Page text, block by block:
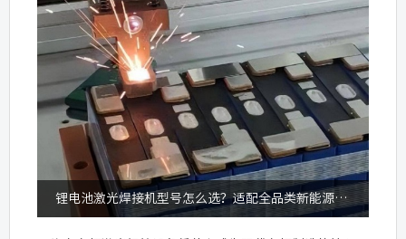
锂电池激光焊接机型号怎么选？适配全品类新能源锂电加工